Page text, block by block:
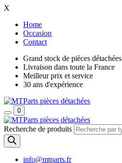
X
Home
Occasion
Contact
Grand stock de pièces détachées
Livraison dans toute la France
Meilleur prix et service
30 ans d'expérience
0
Recherche de produits
info@mtparts.fr